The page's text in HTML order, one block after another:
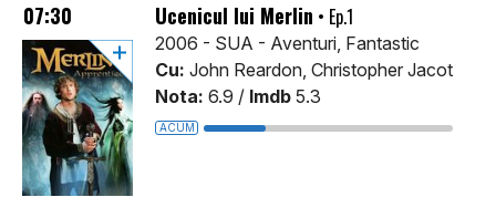
07:30 Ucenicul lui Merlin • Ep.1
2006 - SUA - Aventuri, Fantastic
Cu: John Reardon, Christopher Jacot
Nota: 6.9 / Imdb 5.3
ACUM